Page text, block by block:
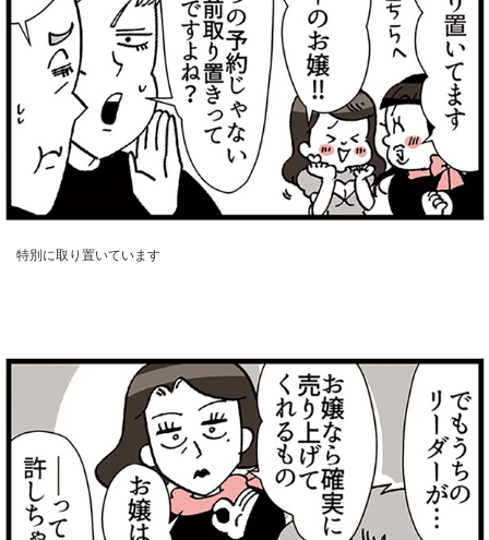
特別に取り置いています